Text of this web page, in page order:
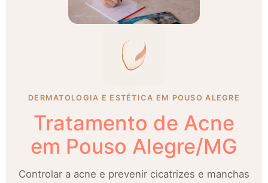
DERMATOLOGIA E ESTÉTICA EM POUSO ALEGRE
Tratamento de Acne
em Pouso Alegre/MG
Controlar a acne e prevenir cicatrizes e manchas